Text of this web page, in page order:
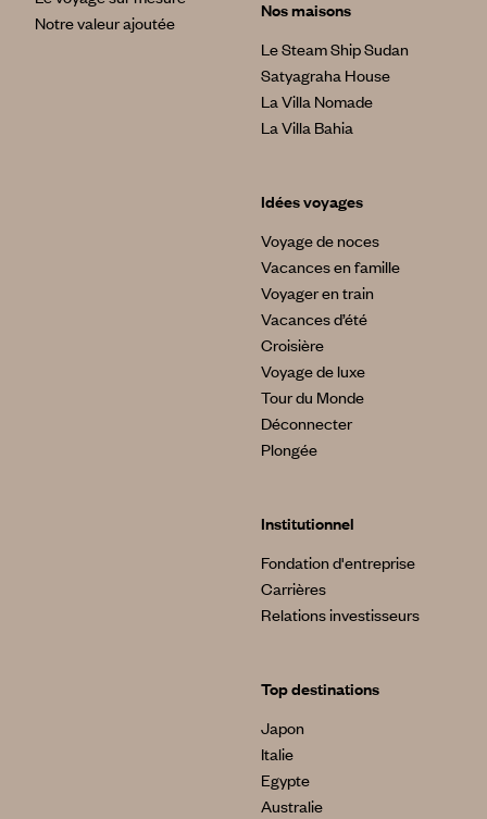
Notre valeur ajoutée
Nos maisons
Le Steam Ship Sudan
Satyagraha House
La Villa Nomade
La Villa Bahia
Idées voyages
Voyage de noces
Vacances en famille
Voyager en train
Vacances d’été
Croisière
Voyage de luxe
Tour du Monde
Déconnecter
Plongée
Institutionnel
Fondation d'entreprise
Carrières
Relations investisseurs
Top destinations
Japon
Italie
Egypte
Australie